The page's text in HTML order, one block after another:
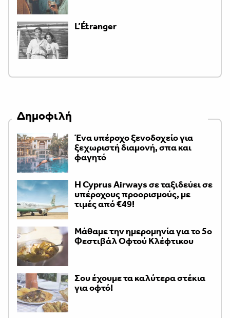
L’Étranger
Δημοφιλή
Ένα υπέροχο ξενοδοχείο για
ξεχωριστή διαμονή, σπα και
φαγητό
H Cyprus Airways σε ταξιδεύει σε
υπέροχους προορισμούς, με
τιμές από €49!
Μάθαμε την ημερομηνία για το 5ο
Φεστιβάλ Οφτού Κλέφτικου
Σου έχουμε τα καλύτερα στέκια
για οφτό!